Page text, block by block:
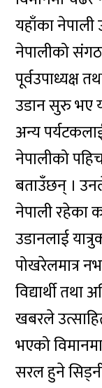
यहाँका नेपाली
नेपालीको
पूर्वउपाध्यक्ष
उडान सुरु भए
अन्य
नेपालीको
बताउँछन् ।
नेपाली रहेका
उडानलाई
पोखरेलमात्र
विद्यार्थी
खबरले
भएको
सरल हुने